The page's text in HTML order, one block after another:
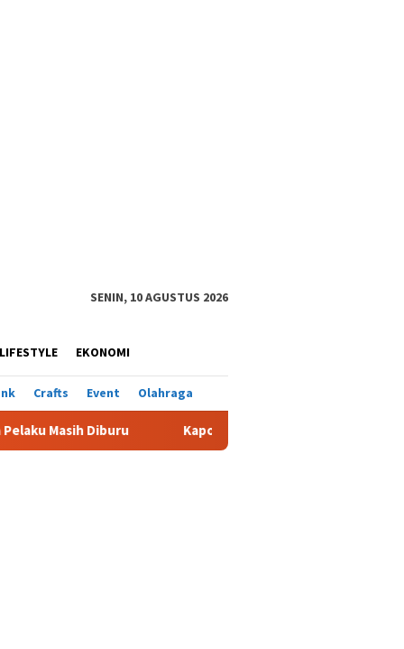
SENIN, 10 AGUSTUS 2026
LIFESTYLE EKONOMI
Crafts Event Olahraga
Kapolda Sumsel Pastikan Dukungan Penuh untuk